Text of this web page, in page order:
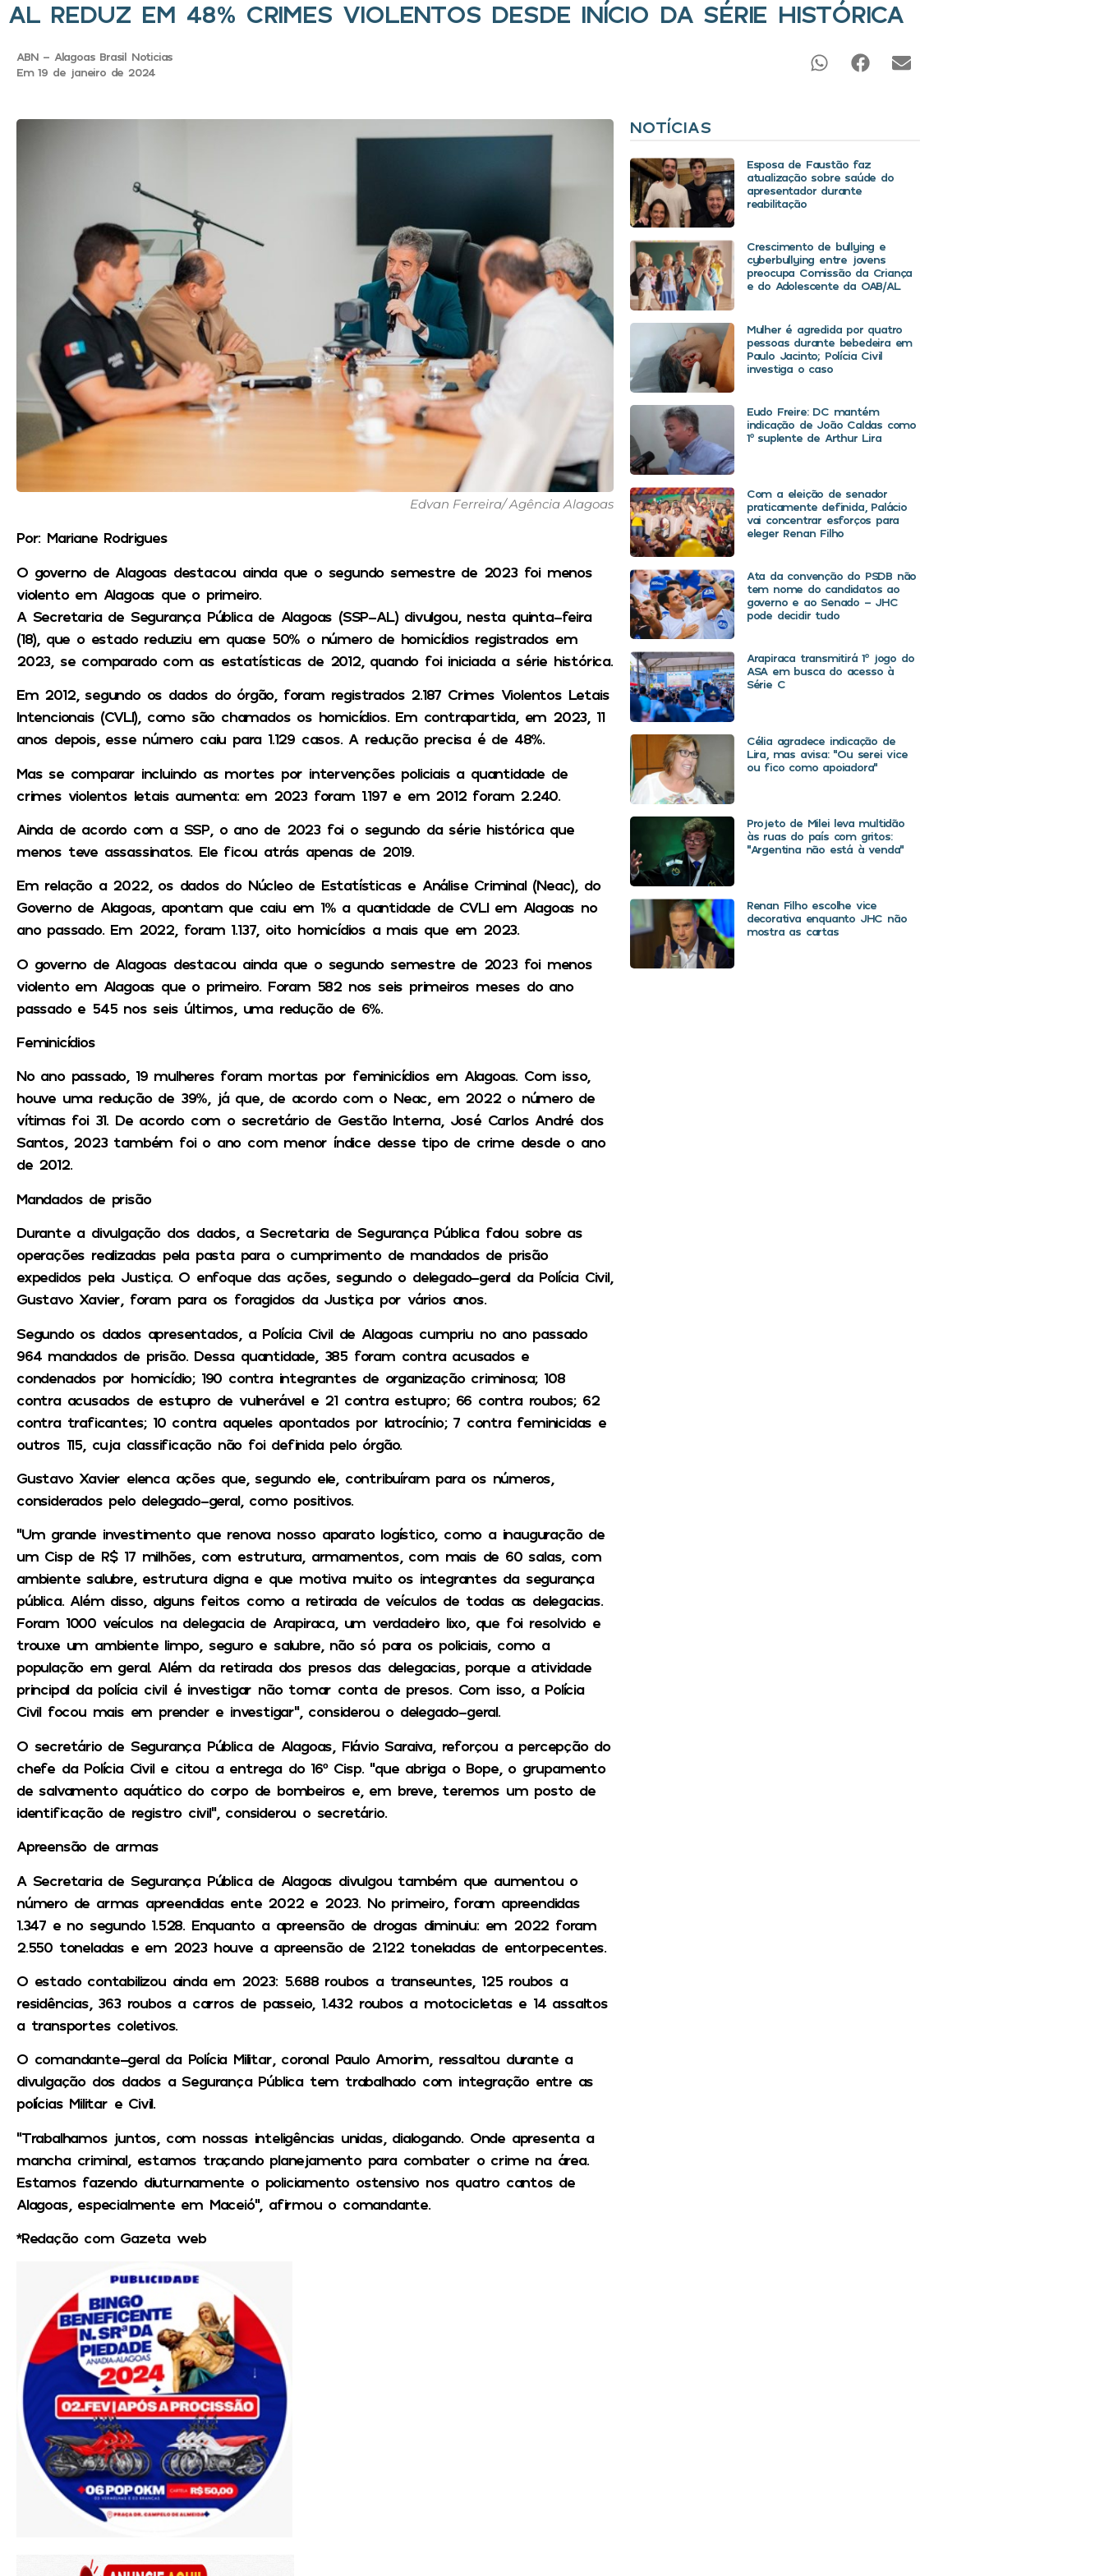
AL REDUZ EM 48% CRIMES VIOLENTOS DESDE INÍCIO DA SÉRIE HISTÓRICA
ABN - Alagoas Brasil Noticias
Em 19 de janeiro de 2024
Edvan Ferreira/ Agência Alagoas
Por: Mariane Rodrigues
O governo de Alagoas destacou ainda que o segundo semestre de 2023 foi menos
violento em Alagoas que o primeiro.
A Secretaria de Segurança Pública de Alagoas (SSP-AL) divulgou, nesta quinta-feira
(18), que o estado reduziu em quase 50% o número de homicídios registrados em
2023, se comparado com as estatísticas de 2012, quando foi iniciada a série histórica.
Em 2012, segundo os dados do órgão, foram registrados 2.187 Crimes Violentos Letais
Intencionais (CVLI), como são chamados os homicídios. Em contrapartida, em 2023, 11
anos depois, esse número caiu para 1.129 casos. A redução precisa é de 48%.
Mas se comparar incluindo as mortes por intervenções policiais a quantidade de
crimes violentos letais aumenta: em 2023 foram 1.197 e em 2012 foram 2.240.
Ainda de acordo com a SSP, o ano de 2023 foi o segundo da série histórica que
menos teve assassinatos. Ele ficou atrás apenas de 2019.
Em relação a 2022, os dados do Núcleo de Estatísticas e Análise Criminal (Neac), do
Governo de Alagoas, apontam que caiu em 1% a quantidade de CVLI em Alagoas no
ano passado. Em 2022, foram 1.137, oito homicídios a mais que em 2023.
O governo de Alagoas destacou ainda que o segundo semestre de 2023 foi menos
violento em Alagoas que o primeiro. Foram 582 nos seis primeiros meses do ano
passado e 545 nos seis últimos, uma redução de 6%.
Feminicídios
No ano passado, 19 mulheres foram mortas por feminicídios em Alagoas. Com isso,
houve uma redução de 39%, já que, de acordo com o Neac, em 2022 o número de
vítimas foi 31. De acordo com o secretário de Gestão Interna, José Carlos André dos
Santos, 2023 também foi o ano com menor índice desse tipo de crime desde o ano
de 2012.
Mandados de prisão
Durante a divulgação dos dados, a Secretaria de Segurança Pública falou sobre as
operações realizadas pela pasta para o cumprimento de mandados de prisão
expedidos pela Justiça. O enfoque das ações, segundo o delegado-geral da Polícia Civil,
Gustavo Xavier, foram para os foragidos da Justiça por vários anos.
Segundo os dados apresentados, a Polícia Civil de Alagoas cumpriu no ano passado
964 mandados de prisão. Dessa quantidade, 385 foram contra acusados e
condenados por homicídio; 190 contra integrantes de organização criminosa; 108
contra acusados de estupro de vulnerável e 21 contra estupro; 66 contra roubos; 62
contra traficantes; 10 contra aqueles apontados por latrocínio; 7 contra feminicidas e
outros 115, cuja classificação não foi definida pelo órgão.
Gustavo Xavier elenca ações que, segundo ele, contribuíram para os números,
considerados pelo delegado-geral, como positivos.
“Um grande investimento que renova nosso aparato logístico, como a inauguração de
um Cisp de R$ 17 milhões, com estrutura, armamentos, com mais de 60 salas, com
ambiente salubre, estrutura digna e que motiva muito os integrantes da segurança
pública. Além disso, alguns feitos como a retirada de veículos de todas as delegacias.
Foram 1000 veículos na delegacia de Arapiraca, um verdadeiro lixo, que foi resolvido e
trouxe um ambiente limpo, seguro e salubre, não só para os policiais, como a
população em geral. Além da retirada dos presos das delegacias, porque a atividade
principal da polícia civil é investigar não tomar conta de presos. Com isso, a Polícia
Civil focou mais em prender e investigar”, considerou o delegado-geral.
O secretário de Segurança Pública de Alagoas, Flávio Saraiva, reforçou a percepção do
chefe da Polícia Civil e citou a entrega do 16º Cisp. “que abriga o Bope, o grupamento
de salvamento aquático do corpo de bombeiros e, em breve, teremos um posto de
identificação de registro civil”, considerou o secretário.
Apreensão de armas
A Secretaria de Segurança Pública de Alagoas divulgou também que aumentou o
número de armas apreendidas ente 2022 e 2023. No primeiro, foram apreendidas
1.347 e no segundo 1.528. Enquanto a apreensão de drogas diminuiu: em 2022 foram
2.550 toneladas e em 2023 houve a apreensão de 2.122 toneladas de entorpecentes.
O estado contabilizou ainda em 2023: 5.688 roubos a transeuntes, 125 roubos a
residências, 363 roubos a carros de passeio, 1.432 roubos a motocicletas e 14 assaltos
a transportes coletivos.
O comandante-geral da Polícia Militar, coronal Paulo Amorim, ressaltou durante a
divulgação dos dados a Segurança Pública tem trabalhado com integração entre as
polícias Militar e Civil.
“Trabalhamos juntos, com nossas inteligências unidas, dialogando. Onde apresenta a
mancha criminal, estamos traçando planejamento para combater o crime na área.
Estamos fazendo diuturnamente o policiamento ostensivo nos quatro cantos de
Alagoas, especialmente em Maceió”, afirmou o comandante.
*Redação com Gazeta web
NOTÍCIAS
Esposa de Faustão faz
atualização sobre saúde do
apresentador durante
reabilitação
Crescimento de bullying e
cyberbullying entre jovens
preocupa Comissão da Criança
e do Adolescente da OAB/AL
Mulher é agredida por quatro
pessoas durante bebedeira em
Paulo Jacinto; Polícia Civil
investiga o caso
Eudo Freire: DC mantém
indicação de João Caldas como
1º suplente de Arthur Lira
Com a eleição de senador
praticamente definida, Palácio
vai concentrar esforços para
eleger Renan Filho
Ata da convenção do PSDB não
tem nome do candidatos ao
governo e ao Senado – JHC
pode decidir tudo
Arapiraca transmitirá 1º jogo do
ASA em busca do acesso à
Série C
Célia agradece indicação de
Lira, mas avisa: “Ou serei vice
ou fico como apoiadora”
Projeto de Milei leva multidão
às ruas do país com gritos:
“Argentina não está à venda”
Renan Filho escolhe vice
decorativa enquanto JHC não
mostra as cartas